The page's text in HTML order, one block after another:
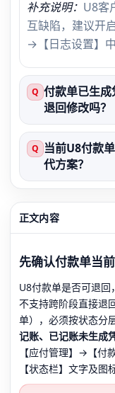
补充说明： U8客
互缺陷，建议开
→【日志设置】中
Q 付款单已生
退回修改吗？
Q 当前U8付款
代方案？
正文内容
先确认付款单当
U8付款单是否可退
不支持跨阶段直接退
单），必须按状态分
记账、已记账未生成
【应付管理】→【付
【状态栏】文字及图标